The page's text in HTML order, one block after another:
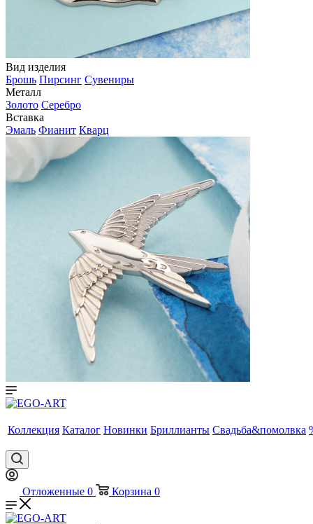
Вид изделия
Брошь Пирсинг Сувениры
Металл
Золото Серебро
Вставка
Эмаль Фианит Кварц
Коллекция Каталог Новинки Бриллианты Свадьба&помолвка
Отложенные 0 Корзина 0